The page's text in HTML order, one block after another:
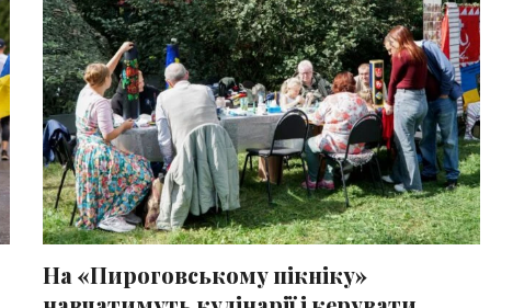
На «Пироговському пікніку»